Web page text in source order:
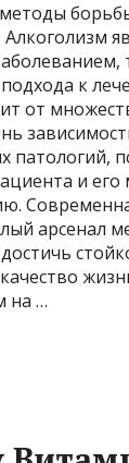
к
от
патологий,
и
арсенал
на …